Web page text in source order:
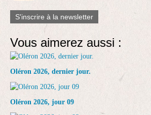
S'inscrire à la newsletter
Vous aimerez aussi :
Oléron 2026, dernier jour.
Oléron 2026, jour 09